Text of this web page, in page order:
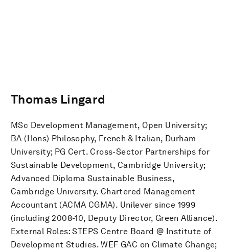
Thomas Lingard
MSc Development Management, Open University;
BA (Hons) Philosophy, French & Italian, Durham
University; PG Cert. Cross-Sector Partnerships for
Sustainable Development, Cambridge University;
Advanced Diploma Sustainable Business,
Cambridge University. Chartered Management
Accountant (ACMA CGMA). Unilever since 1999
(including 2008-10, Deputy Director, Green Alliance).
External Roles: STEPS Centre Board @ Institute of
Development Studies. WEF GAC on Climate Change;